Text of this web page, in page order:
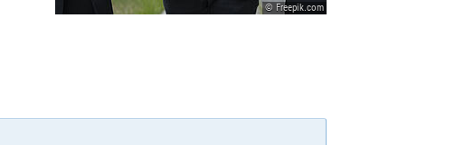
© Freepik.com